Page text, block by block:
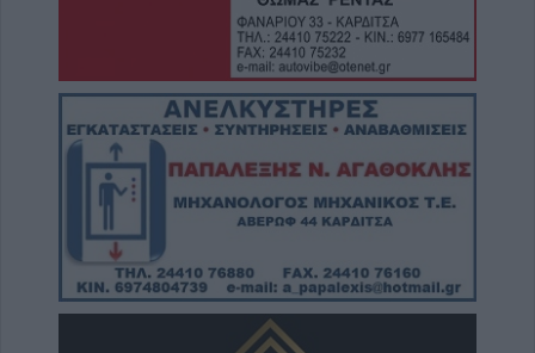
Την Παρασκευή 7 Αυγούστου η κηδεία του
Κωνσταντίνου Στυλ. Βασιλάκη
Γουδί: Θανατηφόρα πτώση 53χρονης
γυναίκας από τον 5ο όροφο πολυκατοικίας
7 Αυγούστου 2026, 09:22
Μητέρα και γιος νεκροί σε μετωπική ΙΧ με
φορτηγό στο δρόμο Αμφίπολης - Δράμας
7 Αυγούστου 2026, 09:00
Μία προσφορά και έκπτωση 1% για τον
ανάδοχο του έργου εργασίες